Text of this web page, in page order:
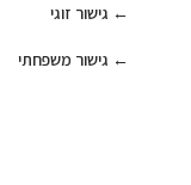
גישור זוגי
גישור משפחתי